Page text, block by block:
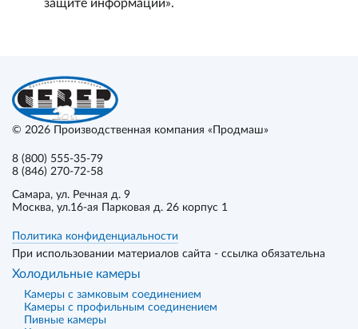
защите информации».
© 2026 Производственная компания «Продмаш»
8 (800) 555-35-79
8 (846) 270-72-58
Самара, ул. Речная д. 9
Москва, ул.16-ая Парковая д. 26 корпус 1
Политика конфиденциальности
При использовании материалов сайта - ссылка обязательна
Холодильные камеры
Камеры с замковым соединением
Камеры с профильным соединением
Пивные камеры